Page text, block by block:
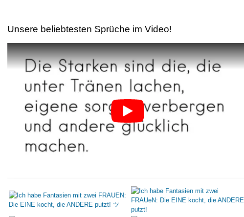
Unsere beliebtesten Sprüche im Video!